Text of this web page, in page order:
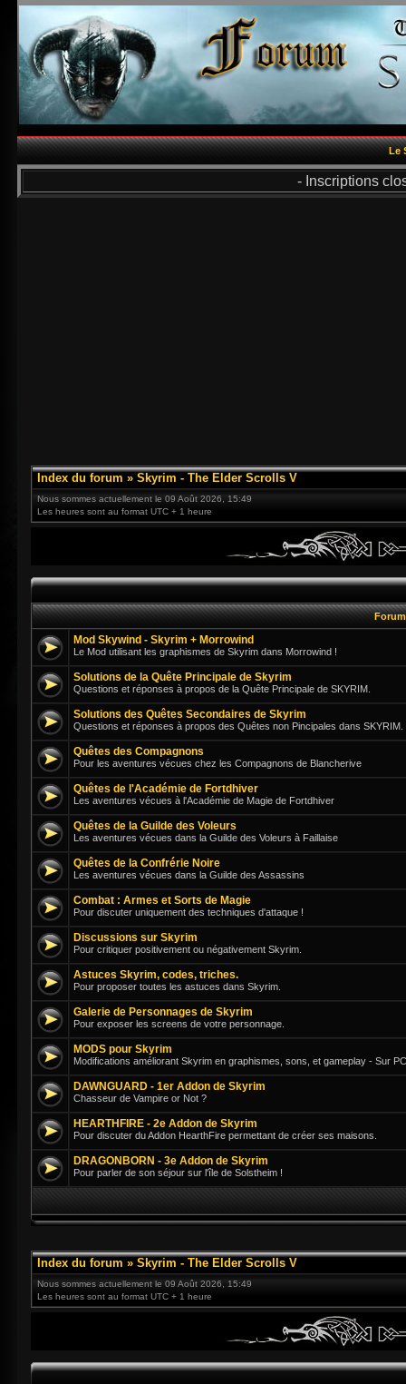
Le
- Inscriptions
Index du forum » Skyrim - The Elder Scrolls V
Nous sommes actuellement le 09 Août 2026, 15:49
Les heures sont au format UTC + 1 heure
Mod Skywind - Skyrim + Morrowind
Le Mod utilisant les graphismes de Skyrim dans Morrowind !
Solutions de la Quête Principale de Skyrim
Questions et réponses à propos de la Quête Principale de SKYRIM.
Solutions des Quêtes Secondaires de Skyrim
Questions et réponses à propos des Quêtes non Pincipales dans SKYRIM.
Quêtes des Compagnons
Pour les aventures vécues chez les Compagnons de Blancherive
Quêtes de l'Académie de Fortdhiver
Les aventures vécues à l'Académie de Magie de Fortdhiver
Quêtes de la Guilde des Voleurs
Les aventures vécues dans la Guilde des Voleurs à Faillaise
Quêtes de la Confrérie Noire
Les aventures vécues dans la Guilde des Assassins
Combat : Armes et Sorts de Magie
Pour discuter uniquement des techniques d'attaque !
Discussions sur Skyrim
Pour critiquer positivement ou négativement Skyrim.
Astuces Skyrim, codes, triches.
Pour proposer toutes les astuces dans Skyrim.
Galerie de Personnages de Skyrim
Pour exposer les screens de votre personnage.
MODS pour Skyrim
Modifications améliorant Skyrim en graphismes, sons, et gameplay - Sur
DAWNGUARD - 1er Addon de Skyrim
Chasseur de Vampire or Not ?
HEARTHFIRE - 2e Addon de Skyrim
Pour discuter du Addon HearthFire permettant de créer ses maisons.
DRAGONBORN - 3e Addon de Skyrim
Pour parler de son séjour sur l'île de Solstheim !
Index du forum » Skyrim - The Elder Scrolls V
Nous sommes actuellement le 09 Août 2026, 15:49
Les heures sont au format UTC + 1 heure